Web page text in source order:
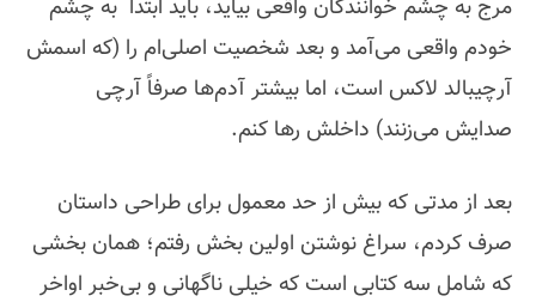
مرج به چشم خوانندگان واقعی بیاید، باید ابتدا به چشم
خودم واقعی می‌آمد و بعد شخصیت اصلی‌ام را (که اسمش
آرچیبالد لاکس است، اما بیشتر آدم‌ها صرفاً آرچی
صدایش می‌زنند) داخلش رها کنم.
بعد از مدتی که بیش از حد معمول برای طراحی داستان
صرف کردم، سراغ نوشتن اولین بخش رفتم؛ همان بخشی
که شامل سه کتابی است که خیلی ناگهانی و بی‌خبر اواخر